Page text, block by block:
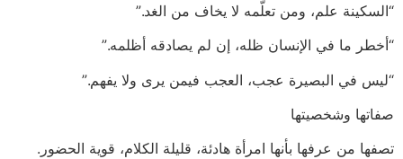
“السكينة علم، ومن تعلّمه لا يخاف من الغد.”
“أخطر ما في الإنسان ظله، إن لم يصادقه أظلمه.”
“ليس في البصيرة عجب، العجب فيمن يرى ولا يفهم.”
صفاتها وشخصيتها
تصفها من عرفها بأنها امرأة هادئة، قليلة الكلام، قوية الحضور.